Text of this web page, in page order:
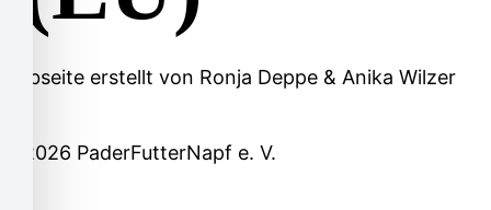
Webseite erstellt von Ronja Deppe & Anika Wilzer
© 2026 PaderFutterNapf e. V.